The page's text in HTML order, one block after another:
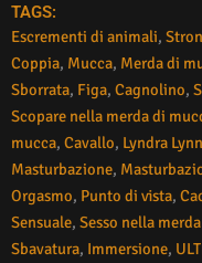
TAGS:
Escrementi di animali,
Coppia, Mucca, Merda di
Sborrata, Figa, Cagnolino,
Scopare nella merda di
mucca, Cavallo, Lyndra Lynn
Masturbazione,
Orgasmo, Punto di vista,
Sensuale, Sesso nella
Sbavatura, Immersione,